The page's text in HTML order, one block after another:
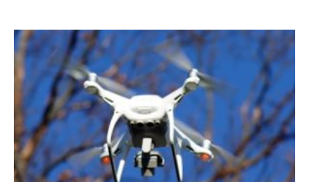
pêche
dans
le
Golfe
de
Gascogne,
durant
qu...
Exploitation
des
images
enregistrées
par
drones
pour
le